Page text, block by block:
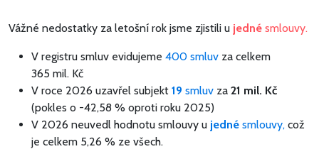
Vážné nedostatky za letošní rok jsme zjistili u jedné smlouvy.
V registru smluv evidujeme 400 smluv za celkem
365 mil. Kč
V roce 2026 uzavřel subjekt 19 smluv za 21 mil. Kč
(pokles o -42,58 % oproti roku 2025)
V 2026 neuvedl hodnotu smlouvy u jedné smlouvy, což
je celkem 5,26 % ze všech.